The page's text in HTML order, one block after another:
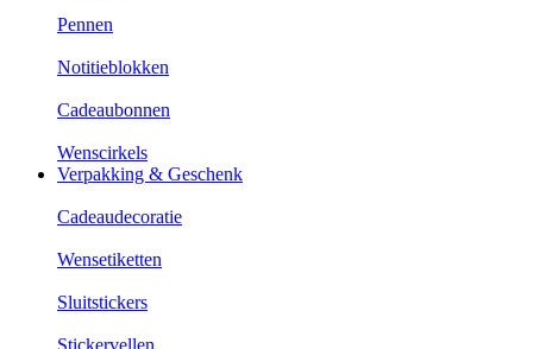
Pennen
Notitieblokken
Cadeaubonnen
Wenscirkels
Verpakking & Geschenk
Cadeaudecoratie
Wensetiketten
Sluitstickers
Stickervellen